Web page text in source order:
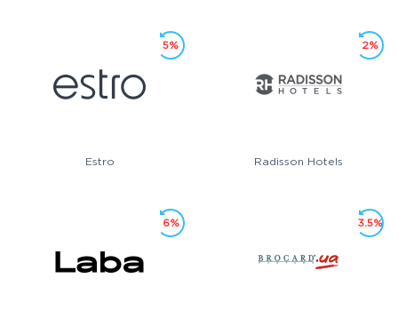
Estro
5%
Radisson Hotels
2%
6% 3.5%